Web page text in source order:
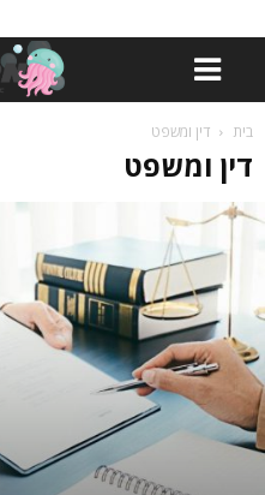
בית דין ומשפט
דין ומשפט